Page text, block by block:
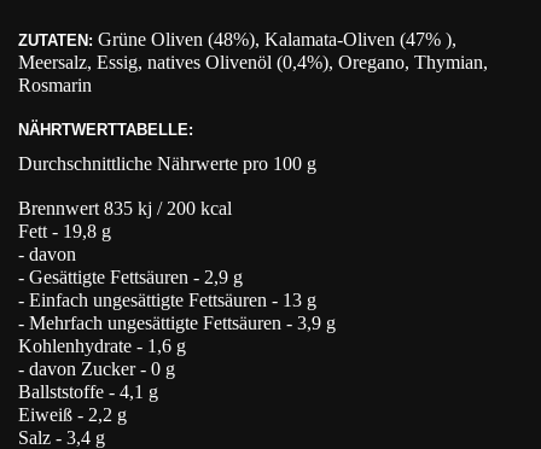
ZUTATEN: Grüne Oliven (48%), Kalamata-Oliven (47% ),
Meersalz, Essig, natives Olivenöl (0,4%), Oregano, Thymian,
Rosmarin
NÄHRTWERTTABELLE:
Durchschnittliche Nährwerte pro 100 g
Brennwert 835 kj / 200 kcal
Fett - 19,8 g
- davon
- Gesättigte Fettsäuren - 2,9 g
- Einfach ungesättigte Fettsäuren - 13 g
- Mehrfach ungesättigte Fettsäuren - 3,9 g
Kohlenhydrate - 1,6 g
- davon Zucker - 0 g
Ballststoffe - 4,1 g
Eiweiß - 2,2 g
Salz - 3,4 g